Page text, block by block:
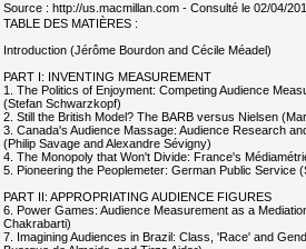
Source : http://us.macmillan.com - Consulté le 02/04/
TABLE DES MATIÈRES :
Introduction (Jérôme Bourdon and Cécile Méadel)
PART I: INVENTING MEASUREMENT
1. The Politics of Enjoyment: Competing Audience
(Stefan Schwarzkopf)
2. Still the British Model? The BARB versus Nielsen
3. Canada's Audience Massage: Audience Research
(Philip Savage and Alexandre Sévigny)
4. The Monopoly that Won't Divide: France's
5. Pioneering the Peoplemeter: German Public Service
PART II: APPROPRIATING AUDIENCE FIGURES
6. Power Games: Audience Measurement as a
Chakrabarti)
7. Imagining Audiences in Brazil: Class, 'Race' and